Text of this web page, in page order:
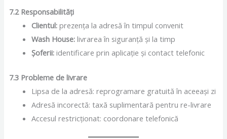
7.2 Responsabilități
Clientul:prezența la adresă în timpul convenit
Wash House:livrarea în siguranță și la timp
Șoferii:identificare prin aplicație și contact telefonic
7.3 Probleme de livrare
Lipsa de la adresă: reprogramare gratuită în aceeași zi
Adresă incorectă: taxă suplimentară pentru re-livrare
Accesul restricționat: coordonare telefonică